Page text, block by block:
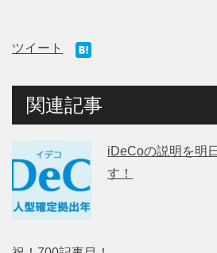
ツイート
関連記事
iDeCoの説明を明
す！